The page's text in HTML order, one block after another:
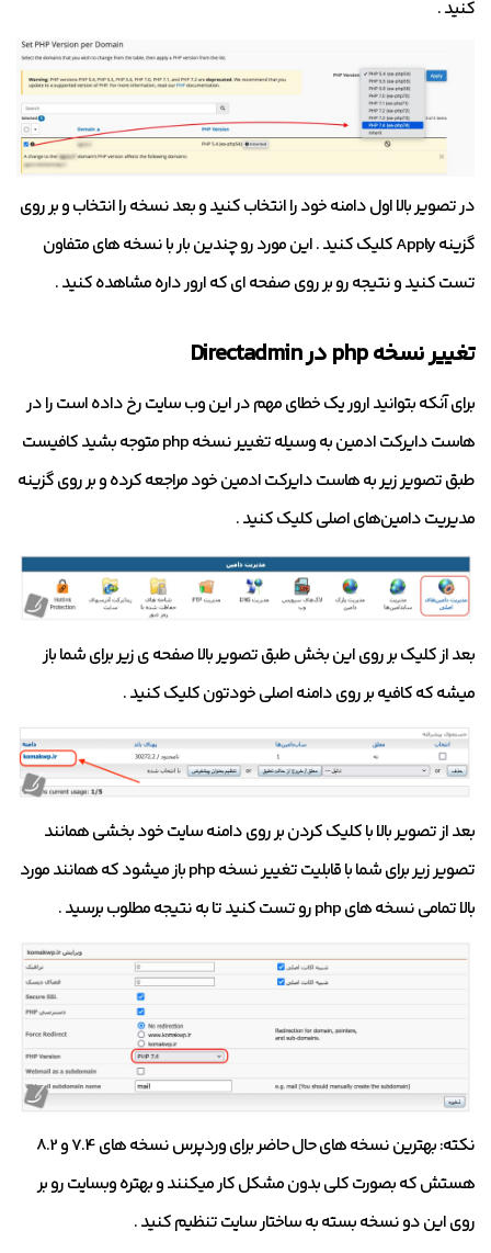
کنید .
در تصویر بالا اول دامنه خود را انتخاب کنید و بعد نسخه را انتخاب و بر روی
گزینه Apply کلیک کنید . این مورد رو چندین بار با نسخه های متفاون
تست کنید و نتیجه رو بر روی صفحه ای که ارور داره مشاهده کنید .
تغییر نسخه php در Directadmin
برای آنکه بتوانید ارور یک خطای مهم در این وب سایت رخ داده است را در
هاست دایرکت ادمین به وسیله تغییر نسخه php متوجه بشید کافیست
طبق تصویر زیر به هاست دایرکت ادمین خود مراجعه کرده و بر روی گزینه
مدیریت دامین‌های اصلی کلیک کنید .
بعد از کلیک بر روی این بخش طبق تصویر بالا صفحه ی زیر برای شما باز
میشه که کافیه بر روی دامنه اصلی خودتون کلیک کنید .
بعد از تصویر بالا با کلیک کردن بر روی دامنه سایت خود بخشی همانند
تصویر زیر برای شما با قابلیت تغییر نسخه php باز میشود که همانند مورد
بالا تمامی نسخه های php رو تست کنید تا به نتیجه مطلوب برسید .
نکته: بهترین نسخه های حال حاضر برای وردپرس نسخه های 7.4 و 8.2
هستش که بصورت کلی بدون مشکل کار میکنند و بهتره وبسایت رو بر
روی این دو نسخه بسته به ساختار سایت تنظیم کنید .